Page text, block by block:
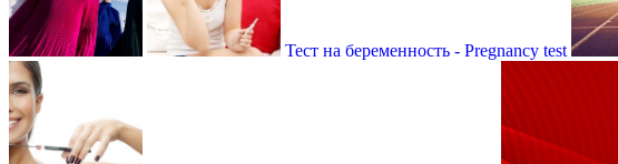
Тест на беременность - Pregnancy test